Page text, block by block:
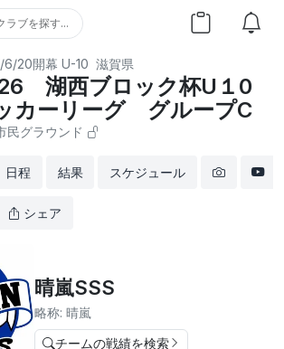
ラブを探す...
6/20開幕 U-10 滋賀県
湖西ブロック杯U１0
カーリーグ グループC
民グラウンド
日程 結果 スケジュール
シェア
晴嵐SSS
略称: 晴嵐
チームの戦績を検索